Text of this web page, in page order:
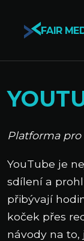
FAIR
Platforma
YouTube je
sdílení a
přibývají
koček přes
návody na